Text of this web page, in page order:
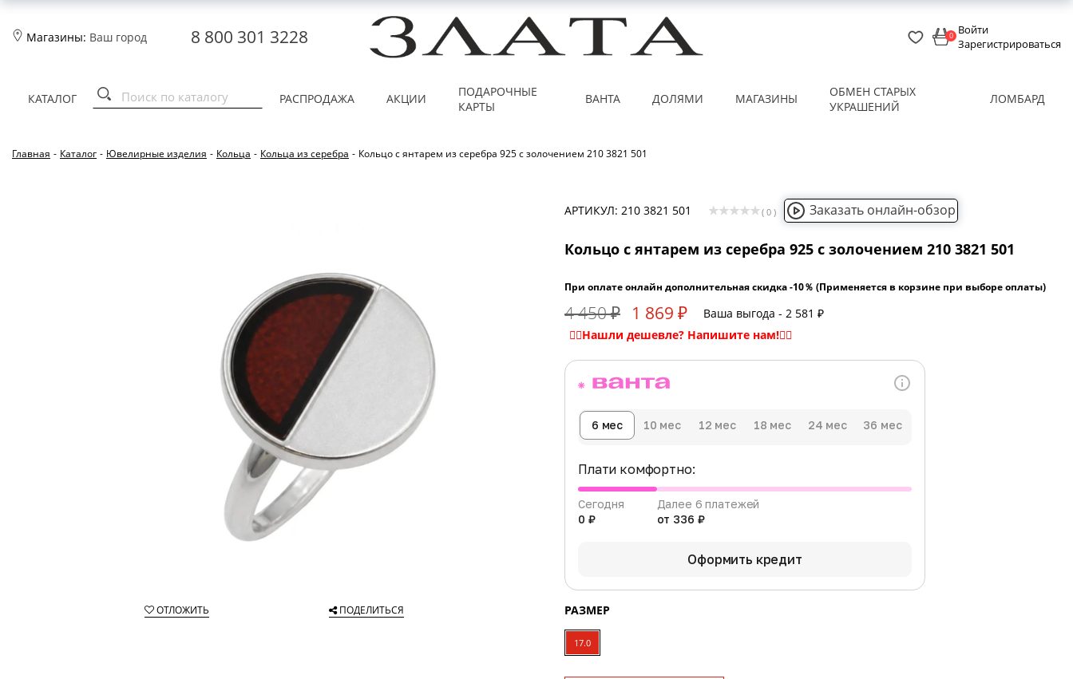
Магазины: Ваш город 8 800 301 3228 0 Войти
Зарегистрироваться
КАТАЛОГ РАСПРОДАЖА АКЦИИ
ПОДАРОЧНЫЕ
КАРТЫ
ВАНТА ДОЛЯМИ МАГАЗИНЫ
ОБМЕН СТАРЫХ
УКРАШЕНИЙ
ЛОМБАРД
Главная - Каталог - Ювелирные изделия - Кольца - Кольца из серебра - Кольцо с янтарем из серебра 925 с золочением 210 3821 501
ОТЛОЖИТЬ ПОДЕЛИТЬСЯ
АРТИКУЛ: 210 3821 501 ( 0 ) Заказать онлайн-обзор
Кольцо с янтарем из серебра 925 с золочением 210 3821 501
При оплате онлайн дополнительная скидка -10％ (Применяется в корзине при выборе оплаты)
4 450 ₽ 1 869 ₽ Ваша выгода - 2 581 ₽
6 мес 10 мес 12 мес 18 мес 24 мес 36 мес
Плати комфортно:
Сегодня
0 ₽
Далее 6 платежей
от 336 ₽
Оформить кредит
РАЗМЕР
17.0